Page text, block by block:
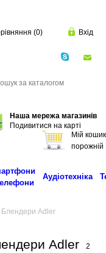
(0) Вхід
Наша мережа магазинів
Подивитися на карті
Мій кошик
порожній
Аудіотехніка
Блендери Adler
Adler 2